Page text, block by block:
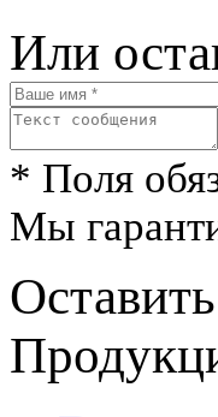
Или
* Поля
Мы